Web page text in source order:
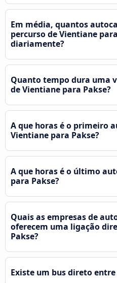
Em média, quantos
percurso de Vientiane
diariamente?
Quanto tempo dura uma
de Vientiane para Pakse?
A que horas é o primeiro
Vientiane para Pakse?
A que horas é o último
para Pakse?
Quais as empresas de
oferecem uma ligação
Pakse?
Existe um bus direto